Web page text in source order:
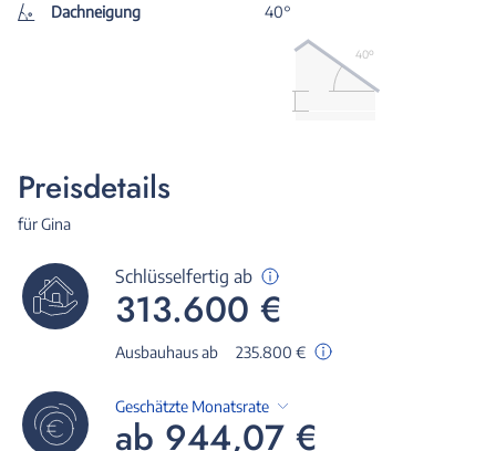
Dachneigung
40°
40º
Preisdetails
für Gina
Schlüsselfertig ab
313.600 €
Ausbauhaus ab 235.800 €
Geschätzte Monatsrate
ab 944,07 €